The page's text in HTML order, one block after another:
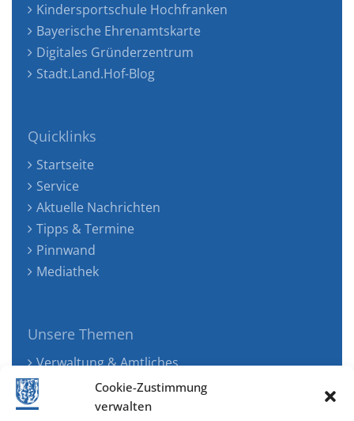
Cookie-Zustimmung
verwalten
Kindersportschule Hochfranken
Bayerische Ehrenamtskarte
Digitales Gründerzentrum
Stadt.Land.Hof-Blog
Quicklinks
Startseite
Service
Aktuelle Nachrichten
Tipps & Termine
Pinnwand
Mediathek
Unsere Themen
Verwaltung & Amtliches
Jugend, Familie & Gesundheit
Tourismus, Freizeit & Ökologie